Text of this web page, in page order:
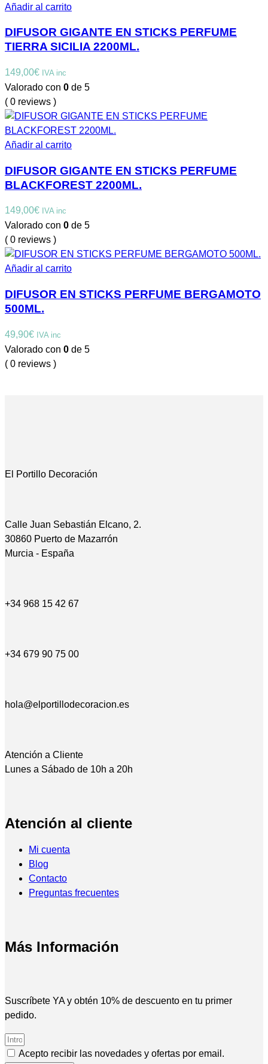
Añadir al carrito
DIFUSOR GIGANTE EN STICKS PERFUME
TIERRA SICILIA 2200ML.
149,00€ IVA inc
Valorado con 0 de 5
( 0 reviews )
Añadir al carrito
DIFUSOR GIGANTE EN STICKS PERFUME
BLACKFOREST 2200ML.
149,00€ IVA inc
Valorado con 0 de 5
( 0 reviews )
Añadir al carrito
DIFUSOR EN STICKS PERFUME BERGAMOTO
500ML.
49,90€ IVA inc
Valorado con 0 de 5
( 0 reviews )
El Portillo Decoración
Calle Juan Sebastián Elcano, 2.
30860 Puerto de Mazarrón
Murcia - España
+34 968 15 42 67
+34 679 90 75 00
hola@elportillodecoracion.es
Atención a Cliente
Lunes a Sábado de 10h a 20h
Atención al cliente
Mi cuenta
Blog
Contacto
Preguntas frecuentes
Más Información
Suscríbete YA y obtén 10% de descuento en tu primer
pedido.
Acepto recibir las novedades y ofertas por email.